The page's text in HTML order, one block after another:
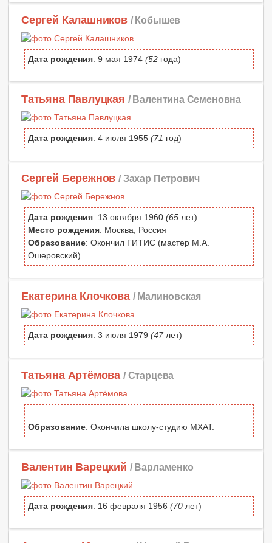
Сергей Калашников / Кобышев
Дата рождения: 9 мая 1974 (52 года)
Татьяна Павлуцкая / Валентина Семеновна
Дата рождения: 4 июля 1955 (71 год)
Сергей Бережнов / Захар Петрович
Дата рождения: 13 октября 1960 (65 лет)
Место рождения: Москва, Россия
Образование: Окончил ГИТИС (мастер М.А.
Ошеровский)
Екатерина Клочкова / Малиновская
Дата рождения: 3 июля 1979 (47лет)
Татьяна Артёмова / Старцева
Образование: Окончила школу-студию МХАТ.
Валентин Варецкий / Варламенко
Дата рождения: 16 февраля 1956 (70 лет)